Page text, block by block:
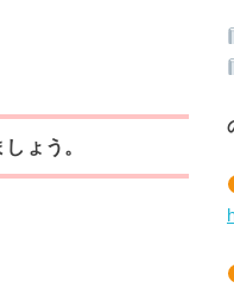
ょう。